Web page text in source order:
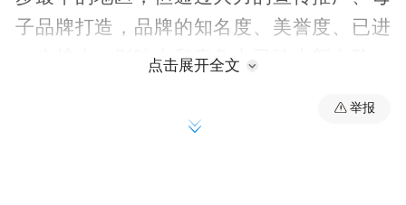
子品牌打造，品牌的知名度、美誉度、已进
一步扩大，影响力和竞争力已跨上新台阶，
点击展开全文
举报